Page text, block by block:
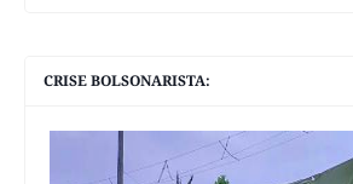
CRISE BOLSONARISTA: